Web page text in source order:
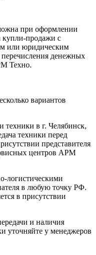
при оформлении
купли-продажи с
или юридическим
денежных
Техно.
вариантов
техники в г. Челябинск,
техники перед
представителя
центров АРМ
логистическими
в любую точку РФ.
в присутствии
и наличия
уточняйте у менеджеров